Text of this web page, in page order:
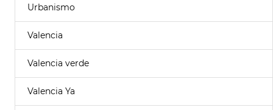
Urbanismo
Valencia
Valencia verde
Valencia Ya